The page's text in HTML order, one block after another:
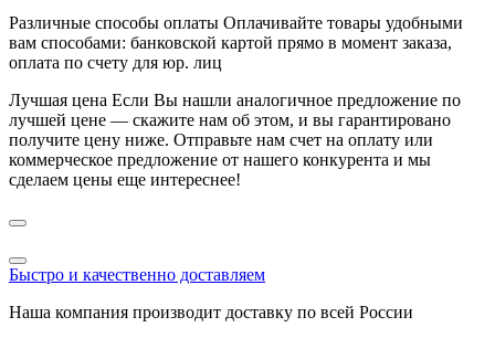
Различные способы оплаты Оплачивайте товары удобными
вам способами: банковской картой прямо в момент заказа,
оплата по счету для юр. лиц
Лучшая цена Если Вы нашли аналогичное предложение по
лучшей цене — скажите нам об этом, и вы гарантировано
получите цену ниже. Отправьте нам счет на оплату или
коммерческое предложение от нашего конкурента и мы
сделаем цены еще интереснее!
Быстро и качественно доставляем
Наша компания производит доставку по всей России